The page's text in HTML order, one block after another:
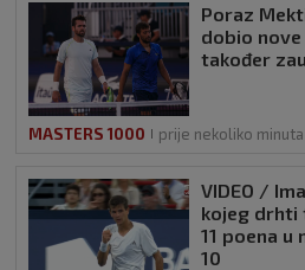
Poraz
dobio nove
također
MASTERS 1000 prije nekoliko minuta
VIDEO /
kojeg drhti
11 poena u
10